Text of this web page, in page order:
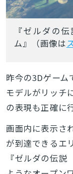
『ゼルダの
ム』（画像は
昨今の3Dゲーム
モデルがリッチ
の表現も正確に
画面内に表示さ
が到達できるエ
『ゼルダの伝